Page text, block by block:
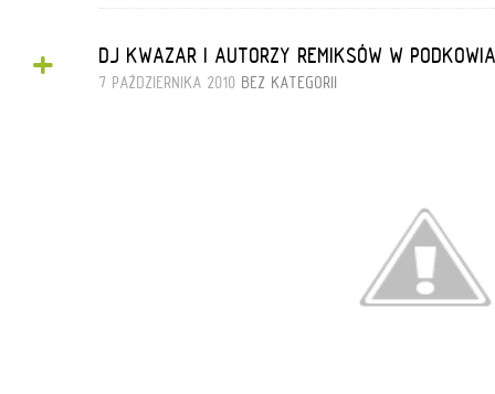
+ DJ KWAZAR I AUTORZY REMIKSÓW W
7 PAŹDZIERNIKA 2010 BEZ KATEGORII